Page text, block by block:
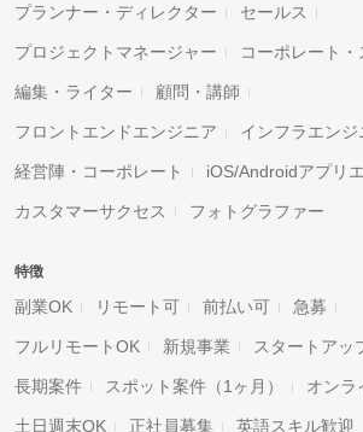
プランナー・ディレクター セールス
プロジェクトマネージャー コーポレート・
編集・ライター 顧問・講師
フロントエンドエンジニア インフラエンジ
経営陣・コーポレート iOS/Androidアプリ
カスタマーサクセス フォトグラファー
特徴
副業OK リモート可 前払い可 急募
フルリモートOK 新規事業 スタートアッ
長期案件 スポット案件（1ヶ月） オンラ
土日週末OK 正社員募集 英語スキル歓迎